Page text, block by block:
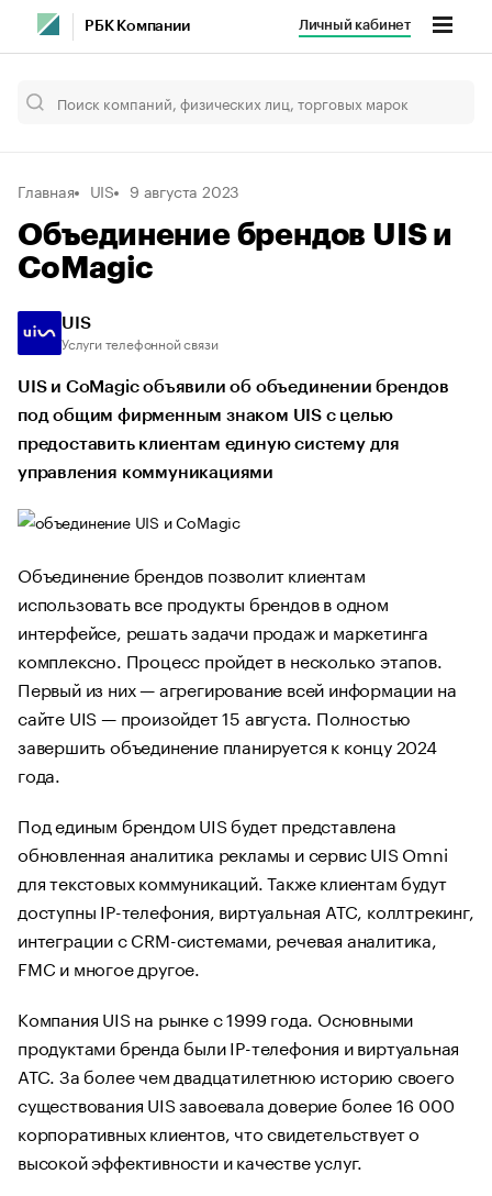
РБК Компании Личный кабинет
Главная UIS 9 августа 2023
Объединение брендов UIS и
CoMagic
UIS
Услуги телефонной связи
UIS и CoMagic объявили об объединении брендов
под общим фирменным знаком UIS с целью
предоставить клиентам единую систему для
управления коммуникациями
Объединение брендов позволит клиентам
использовать все продукты брендов в одном
интерфейсе, решать задачи продаж и маркетинга
комплексно. Процесс пройдет в несколько этапов.
Первый из них — агрегирование всей информации на
сайте UIS — произойдет 15 августа. Полностью
завершить объединение планируется к концу 2024
года.
Под единым брендом UIS будет представлена
обновленная аналитика рекламы и сервис UIS Omni
для текстовых коммуникаций. Также клиентам будут
доступны IP-телефония, виртуальная АТС, коллтрекинг,
интеграции с CRM-системами, речевая аналитика,
FMC и многое другое.
Компания UIS на рынке с 1999 года. Основными
продуктами бренда были IP-телефония и виртуальная
АТС. За более чем двадцатилетнюю историю своего
существования UIS завоевала доверие более 16 000
корпоративных клиентов, что свидетельствует о
высокой эффективности и качестве услуг.